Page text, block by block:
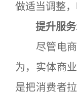
做适当调整，
提升服
尽管电商
为，实体商
是把消费者